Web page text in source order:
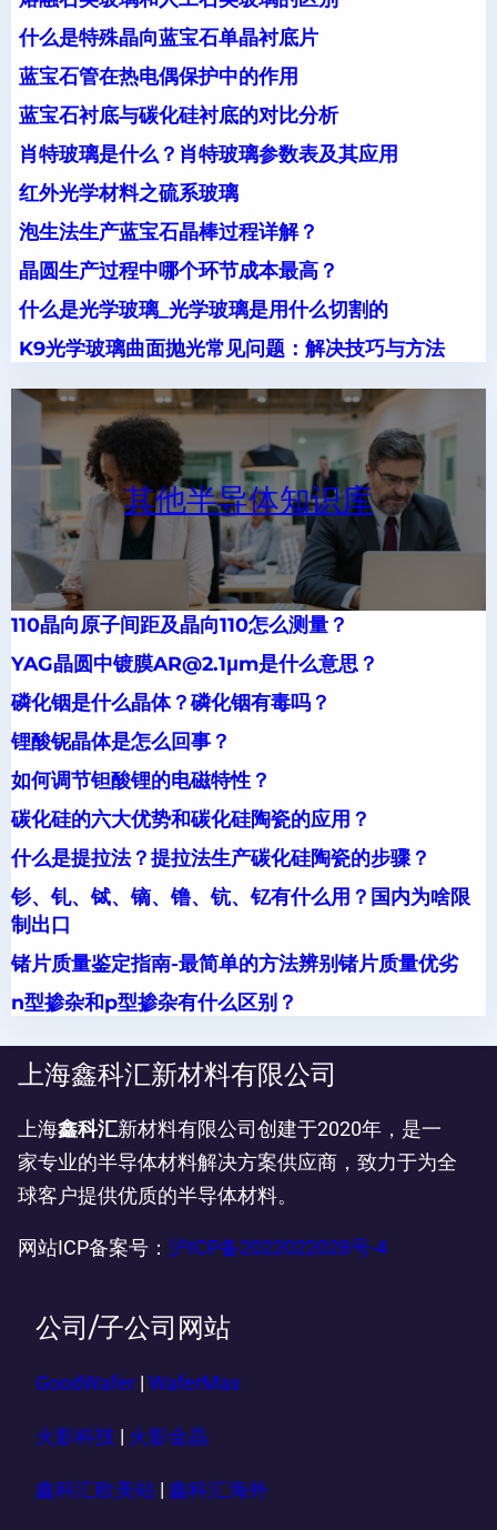
什么是特殊晶向蓝宝石单晶衬底片
蓝宝石管在热电偶保护中的作用
蓝宝石衬底与碳化硅衬底的对比分析
肖特玻璃是什么？肖特玻璃参数表及其应用
红外光学材料之硫系玻璃
泡生法生产蓝宝石晶棒过程详解？
晶圆生产过程中哪个环节成本最高？
什么是光学玻璃_光学玻璃是用什么切割的
K9光学玻璃曲面抛光常见问题：解决技巧与方法
其他半导体知识库
110晶向原子间距及晶向110怎么测量？
YAG晶圆中镀膜AR@2.1μm是什么意思？
磷化铟是什么晶体？磷化铟有毒吗？
锂酸铌晶体是怎么回事？
如何调节钽酸锂的电磁特性？
碳化硅的六大优势和碳化硅陶瓷的应用？
什么是提拉法？提拉法生产碳化硅陶瓷的步骤？
钐、钆、铽、镝、镥、钪、钇有什么用？国内为啥限
制出口
锗片质量鉴定指南-最简单的方法辨别锗片质量优劣
n型掺杂和p型掺杂有什么区别？
上海鑫科汇新材料有限公司
上海鑫科汇新材料有限公司创建于2020年，是一
家专业的半导体材料解决方案供应商，致力于为全
球客户提供优质的半导体材料。
网站ICP备案号： 沪ICP备2022022028号-4
公司/子公司网站
GoodWafer WaferMax
火影科技 火影金晶
鑫科汇欧美站 | 鑫科汇海外